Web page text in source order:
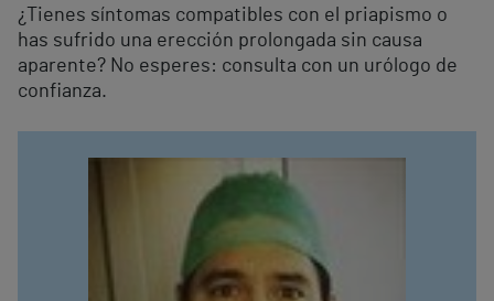
¿Tienes síntomas compatibles con el priapismo o
has sufrido una erección prolongada sin causa
aparente? No esperes: consulta con un urólogo de
confianza.